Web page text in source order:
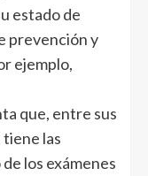
estado de
prevención y
ejemplo,
que, entre sus
las
los exámenes